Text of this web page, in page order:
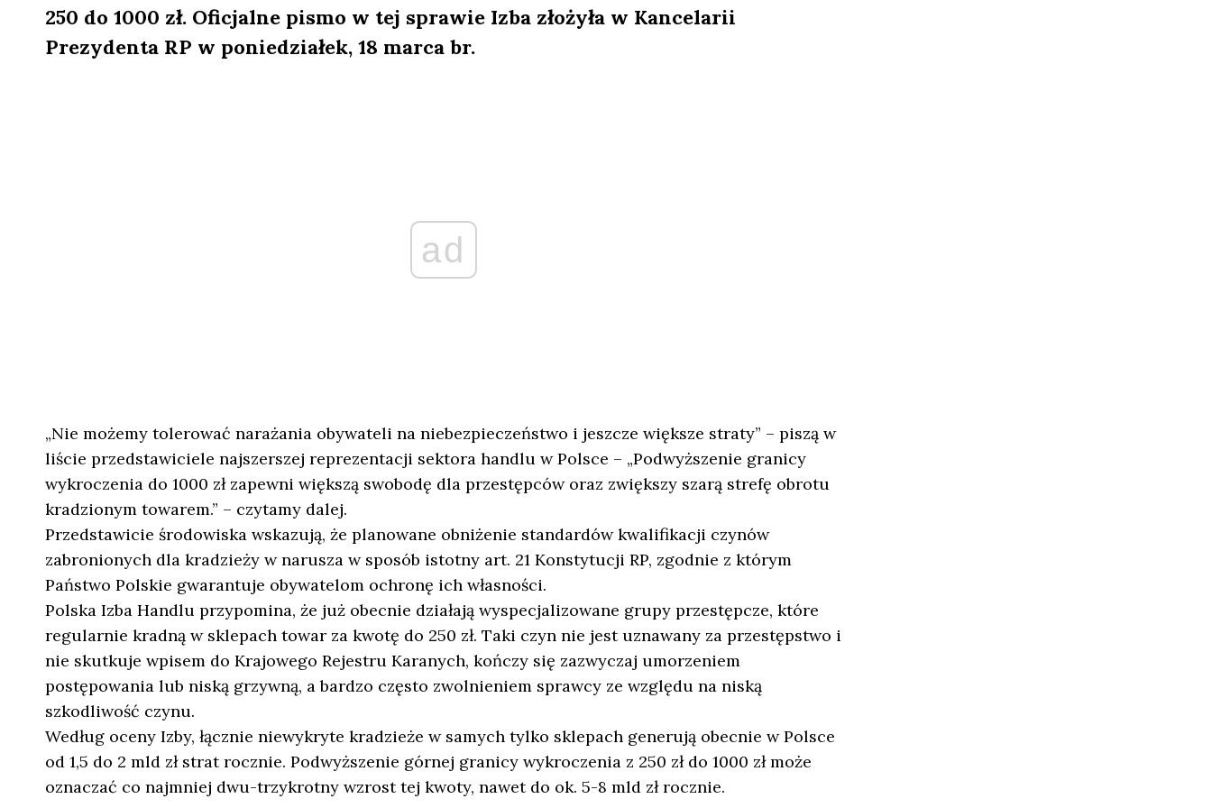
250 do 1000 zł. Oficjalne pismo w tej sprawie Izba złożyła w Kancelarii
Prezydenta RP w poniedziałek, 18 marca br.
ad
„Nie możemy tolerować narażania obywateli na niebezpieczeństwo i jeszcze większe straty” – piszą w
liście przedstawiciele najszerszej reprezentacji sektora handlu w Polsce – „Podwyższenie granicy
wykroczenia do 1000 zł zapewni większą swobodę dla przestępców oraz zwiększy szarą strefę obrotu
kradzionym towarem.” – czytamy dalej.
Przedstawicie środowiska wskazują, że planowane obniżenie standardów kwalifikacji czynów
zabronionych dla kradzieży w narusza w sposób istotny art. 21 Konstytucji RP, zgodnie z którym
Państwo Polskie gwarantuje obywatelom ochronę ich własności.
Polska Izba Handlu przypomina, że już obecnie działają wyspecjalizowane grupy przestępcze, które
regularnie kradną w sklepach towar za kwotę do 250 zł. Taki czyn nie jest uznawany za przestępstwo i
nie skutkuje wpisem do Krajowego Rejestru Karanych, kończy się zazwyczaj umorzeniem
postępowania lub niską grzywną, a bardzo często zwolnieniem sprawcy ze względu na niską
szkodliwość czynu.
Według oceny Izby, łącznie niewykryte kradzieże w samych tylko sklepach generują obecnie w Polsce
od 1,5 do 2 mld zł strat rocznie. Podwyższenie górnej granicy wykroczenia z 250 zł do 1000 zł może
oznaczać co najmniej dwu-trzykrotny wzrost tej kwoty, nawet do ok. 5-8 mld zł rocznie.